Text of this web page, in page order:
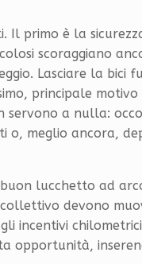
Il primo è la
scoraggiano
Lasciare la bici
principale motivo
servono a nulla:
o, meglio ancora,
lucchetto ad
devono
incentivi
opportunità,